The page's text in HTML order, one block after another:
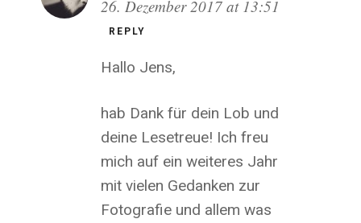
26. Dezember 2017 at 13:51
REPLY
Hallo Jens,
hab Dank für dein Lob und
deine Lesetreue! Ich freu
mich auf ein weiteres Jahr
mit vielen Gedanken zur
Fotografie und allem was